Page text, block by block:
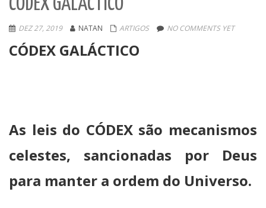
CÓDEX GALÁCTICO
DEZ 27, 2019 NATAN ARTIGOS NO COMMENTS YET
CÓDEX GALÁCTICO
As leis do CÓDEX são mecanismos
celestes, sancionadas por Deus
para manter a ordem do Universo.